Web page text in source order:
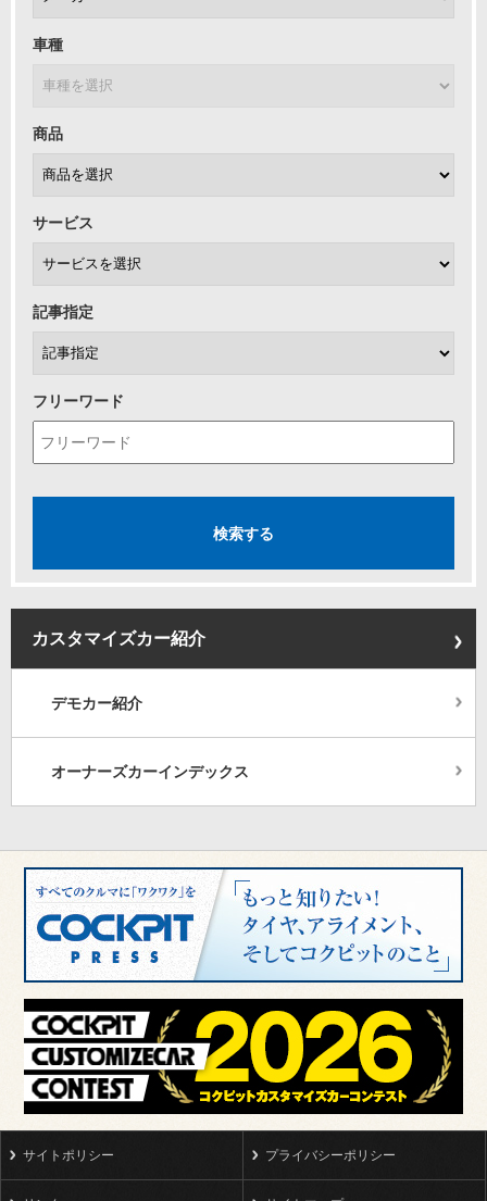
車種
商品
サービス
記事指定
フリーワード
カスタマイズカー紹介
デモカー紹介
オーナーズカーインデックス
サイトポリシー プライバシーポリシー